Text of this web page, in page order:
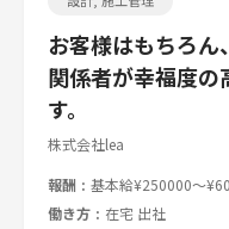
お客様はもちろん
関係者が幸福度の
す。
株式会社lea
報酬
基本給¥250000～
働き方
在宅 出社